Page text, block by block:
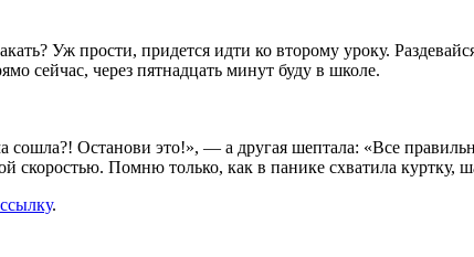
Уж прости, придется идти ко второму уроку.
сейчас, через пятнадцать минут буду в школе.
Останови это!», — а другая шептала: «Все
скоростью. Помню только, как в панике схватила куртку,
.